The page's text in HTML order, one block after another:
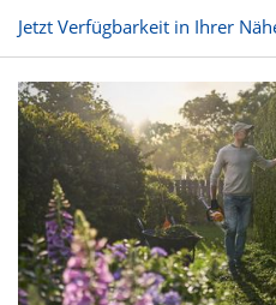
Jetzt Verfügbarkeit in Ihrer